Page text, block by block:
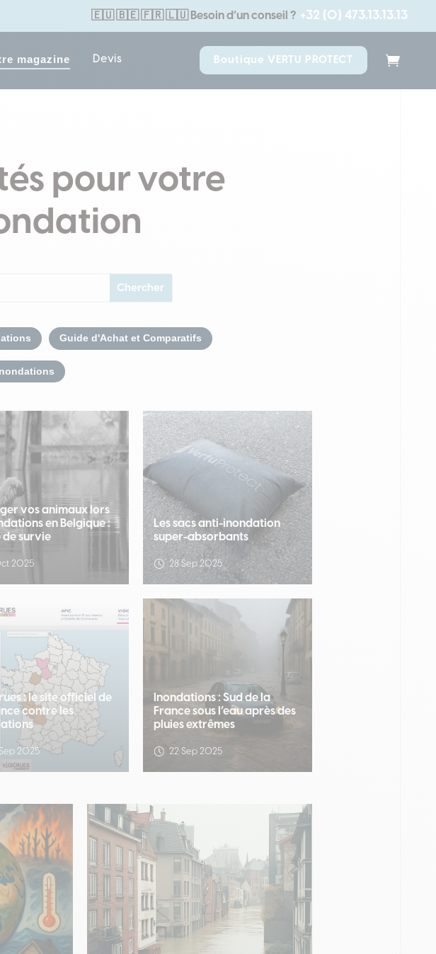
🇪🇺🇧🇪 🇫🇷 🇱🇺 Besoin d’un conseil ? +32 (0) 473.13.13.13
magazine Devis Boutique VERTU PROTECT
pour votre
Guide d'Achat et Comparatifs
vos animaux lors
en Belgique :
de survie
2025
Les sacs anti-inondation
super-absorbants
28 Sep 2025
: le site officiel de
contre les
2025
Inondations : Sud de la
France sous l’eau après des
pluies extrêmes
22 Sep 2025